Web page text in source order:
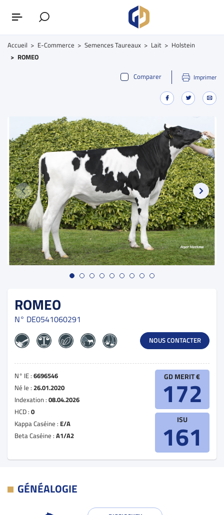
Accueil E-Commerce Semences Taureaux Lait
Holstein
ROMEO
Comparer
Imprimer
ROMEO
N° DE0541060291
NOUS CONTACTER
N° IE : 6696546
Né le : 26.01.2020
Indexation : 08.04.2026
HCD : 0
Kappa Caséine : E/A
Beta Caséine : A1/A2
GD MERIT €
172
ISU
161
GÉNÉALOGIE